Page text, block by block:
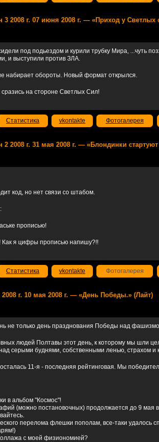
3 2008 г. 07 июня 2008 г. — «Приход у
под подьездом и курили трубку Мира, ...чуть
и выступили против ЗЛА.
набирает обороты. Новый формат открылся.
сразись на стороне Светлых Сил!
Статистика vkontakte Фотогалерея
2 2008 г. 31 мая 2008 г. — «Блондинки
код, но нет связи со штабом.
прописью!
Как я цифры прописью напишу?!!
Статистика vkontakte Фотогалерея
2008 г. 10 мая 2008 г. — «День Победы.» (Лайт)
не только день празднования Победы над
людей Полтавы этот день, к которому мы шли
серыми буднями, собственными ленью, страхом и
11-я - последняя рейтинговая. Мы
в альбом "Космос"!
(можно постановочных) продолжается до 9 мая
перелома флешки пополам, все-таки удалось
с моей физиономией?